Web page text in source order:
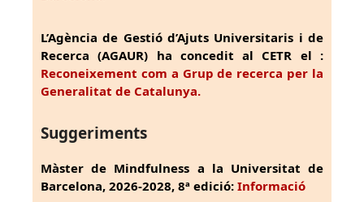
L’Agència de Gestió d’Ajuts Universitaris i de
Recerca (AGAUR) ha concedit al CETR el :
Reconeixement com a Grup de recerca per la
Generalitat de Catalunya.
Suggeriments
Màster de Mindfulness a la Universitat de
Barcelona, 2026-2028, 8ª edició: Informació